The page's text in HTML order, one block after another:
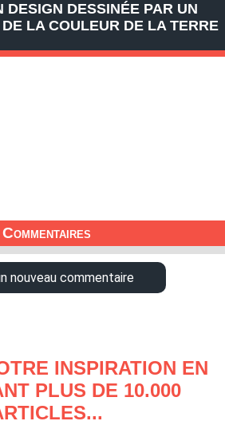
DESIGN DESSINÉE PAR UN
LA COULEUR DE LA TERRE
Commentaires
nouveau commentaire
INSPIRATION EN
PLUS DE 10.000